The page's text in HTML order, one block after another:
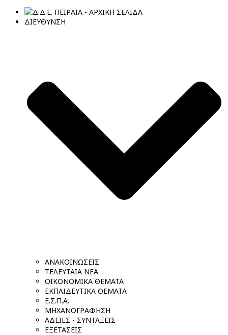
ΔΙΕΥΘΥΝΣΗ
ΑΝΑΚΟΙΝΩΣΕΙΣ
ΤΕΛΕΥΤΑΙΑ ΝΕΑ
ΟΙΚΟΝΟΜΙΚΑ ΘΕΜΑΤΑ
ΕΚΠΑΙΔΕΥΤΙΚΑ ΘΕΜΑΤΑ
Ε.Σ.Π.Α.
ΜΗΧΑΝΟΓΡΑΦΗΣΗ
ΑΔΕΙΕΣ - ΣΥΝΤΑΞΕΙΣ
ΕΞΕΤΑΣΕΙΣ